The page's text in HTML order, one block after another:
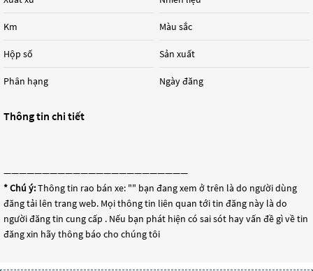
Km
Hộp số
Phân hạng
Màu sắc
Sản xuất
Ngày đăng
Thông tin chi tiết
————————————————————————
* Chú ý:Thông tin rao bán xe: "" bạn đang xem ở trên là do người dùng
đăng tải lên trang web. Mọi thông tin liên quan tới tin đăng này là do
người đăng tin cung cấp . Nếu bạn phát hiện có sai sót hay vấn đề gì về tin
đăng xin hãy thông báo cho chúng tôi